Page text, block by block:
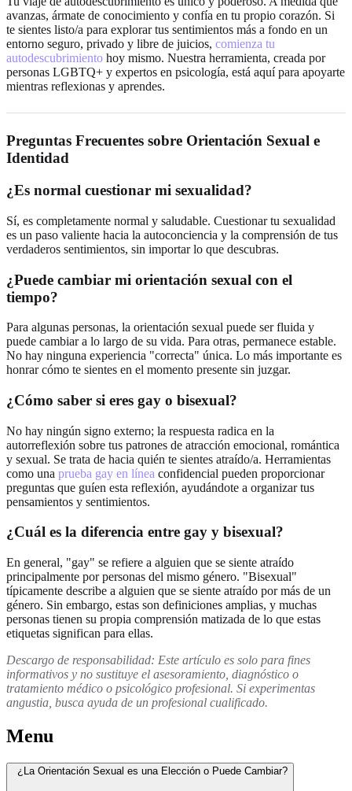
avanzas, ármate de conocimiento y confía en tu propio corazón. Si
te sientes listo/a para explorar tus sentimientos más a fondo en un
entorno seguro, privado y libre de juicios, comienza tu
autodescubrimiento hoy mismo. Nuestra herramienta, creada por
personas LGBTQ+ y expertos en psicología, está aquí para apoyarte
mientras reflexionas y aprendes.
Preguntas Frecuentes sobre Orientación Sexual e
Identidad
¿Es normal cuestionar mi sexualidad?
Sí, es completamente normal y saludable. Cuestionar tu sexualidad
es un paso valiente hacia la autoconciencia y la comprensión de tus
verdaderos sentimientos, sin importar lo que descubras.
¿Puede cambiar mi orientación sexual con el
tiempo?
Para algunas personas, la orientación sexual puede ser fluida y
puede cambiar a lo largo de su vida. Para otras, permanece estable.
No hay ninguna experiencia "correcta" única. Lo más importante es
honrar cómo te sientes en el momento presente sin juzgar.
¿Cómo saber si eres gay o bisexual?
No hay ningún signo externo; la respuesta radica en la
autorreflexión sobre tus patrones de atracción emocional, romántica
y sexual. Se trata de hacia quién te sientes atraído/a. Herramientas
como una prueba gay en línea confidencial pueden proporcionar
preguntas que guíen esta reflexión, ayudándote a organizar tus
pensamientos y sentimientos.
¿Cuál es la diferencia entre gay y bisexual?
En general, "gay" se refiere a alguien que se siente atraído
principalmente por personas del mismo género. "Bisexual"
típicamente describe a alguien que se siente atraído por más de un
género. Sin embargo, estas son definiciones amplias, y muchas
personas tienen su propia comprensión matizada de lo que estas
etiquetas significan para ellas.
Descargo de responsabilidad: Este artículo es solo para fines
informativos y no sustituye el asesoramiento, diagnóstico o
tratamiento médico o psicológico profesional. Si experimentas
angustia, busca ayuda de un profesional cualificado.
Menu
¿La Orientación Sexual es una Elección o Puede Cambiar?